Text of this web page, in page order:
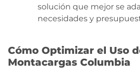
solución que mejor se
necesidades y
Cómo Optimizar el Uso
Montacargas Columbia